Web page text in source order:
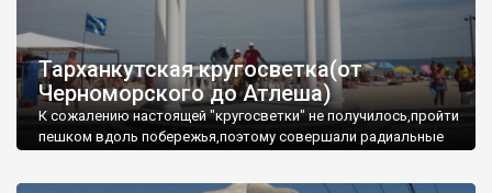
Тарханкутская кругосветка(от
Черноморского до Атлеша)
К сожалению настоящей "кругосветки" не получилось,пройти
пешком вдоль побережья,поэтому совершали радиальные